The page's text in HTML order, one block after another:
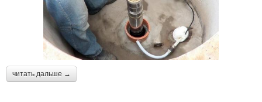
читать дальше →